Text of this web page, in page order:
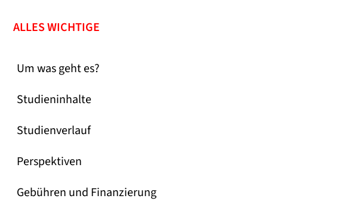
ALLES WICHTIGE
Um was geht es?
Studieninhalte
Studienverlauf
Perspektiven
Gebühren und Finanzierung